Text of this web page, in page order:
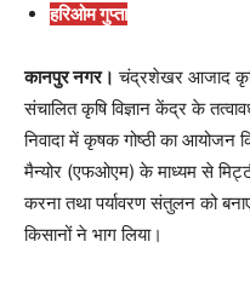
हरिओम गुप्ता
कानपुर नगर। चंद्रशेखर आजाद कृषि
संचालित कृषि विज्ञान केंद्र के
निवादा में कृषक गोष्ठी का आयोजन
मैन्योर (एफओएम) के माध्यम से
करना तथा पर्यावरण संतुलन को
किसानों ने भाग लिया।